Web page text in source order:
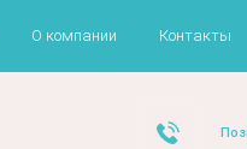
О компании Контакты